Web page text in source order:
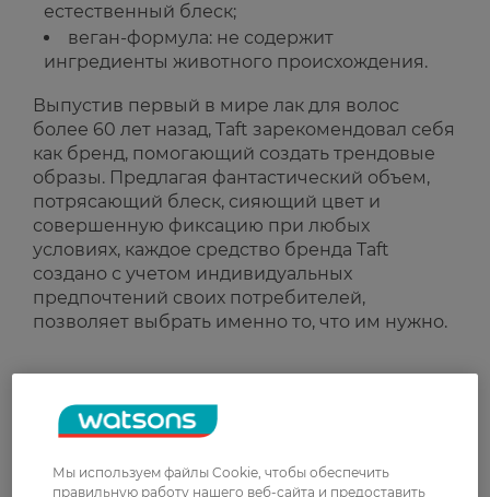
естественный блеск;
веган-формула: не содержит
ингредиенты животного происхождения.
Выпустив первый в мире лак для волос
более 60 лет назад, Taft зарекомендовал себя
как бренд, помогающий создать трендовые
образы. Предлагая фантастический объем,
потрясающий блеск, сияющий цвет и
совершенную фиксацию при любых
условиях, каждое средство бренда Taft
создано с учетом индивидуальных
предпочтений своих потребителей,
позволяет выбрать именно то, что им нужно.
0 0 відгуків
Мы используем файлы Cookie, чтобы обеспечить
правильную работу нашего веб-сайта и предоставить